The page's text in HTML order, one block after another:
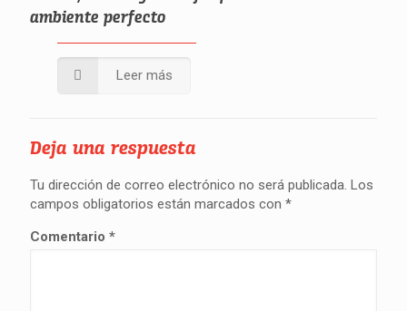
ambiente perfecto
Leer más
Deja una respuesta
Tu dirección de correo electrónico no será publicada. Los
campos obligatorios están marcados con *
Comentario *